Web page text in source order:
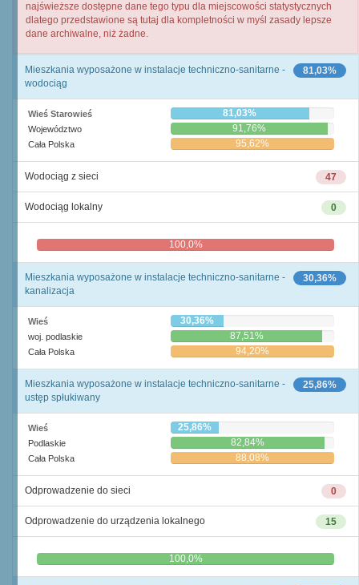
najświeższe dostępne dane tego typu dla miejscowości statystycznych
dlatego przedstawione są tutaj dla kompletności w myśl zasady lepsze
dane archiwalne, niż żadne.
81,03%
Mieszkania wyposażone w instalacje techniczno-sanitarne -
wodociąg
Wieś Starowieś 81,03%
Województwo 91,76%
Cała Polska 95,62%
47
Wodociąg z sieci
0
Wodociąg lokalny
100,0%
30,36%
Mieszkania wyposażone w instalacje techniczno-sanitarne -
kanalizacja
Wieś 30,36%
woj. podlaskie 87,51%
Cała Polska 94,20%
25,86%
Mieszkania wyposażone w instalacje techniczno-sanitarne -
ustęp spłukiwany
Wieś 25,86%
Podlaskie 82,84%
Cała Polska 88,08%
0
Odprowadzenie do sieci
15
Odprowadzenie do urządzenia lokalnego
0,0% 100,0%